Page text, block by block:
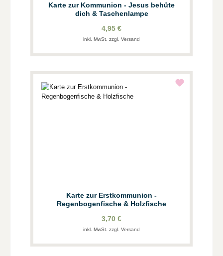
Karte zur Kommunion - Jesus behüte
dich & Taschenlampe
4,95 €
inkl. MwSt. zzgl. Versand
Karte zur Erstkommunion -
Regenbogenfische & Holzfische
3,70 €
inkl. MwSt. zzgl. Versand